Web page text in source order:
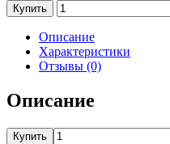
Купить
Описание
Характеристики
Отзывы (0)
Описание
Купить